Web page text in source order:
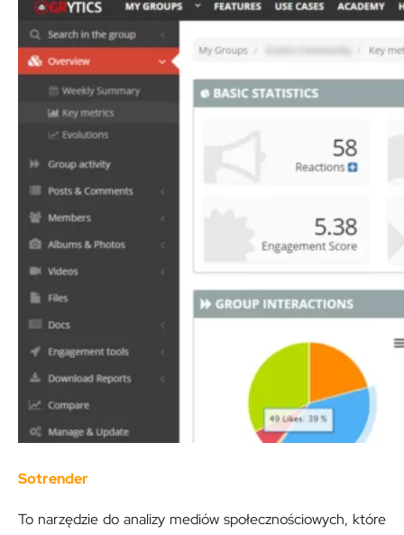
Sotrender
To narzędzie do analizy mediów społecznościowych, które